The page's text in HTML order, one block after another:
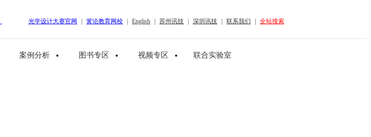
光学设计大赛官网 黉论教育网校 English 苏州讯技 深圳讯技 联系我们 全站搜索
案例分析 图书专区 视频专区 联合实验室